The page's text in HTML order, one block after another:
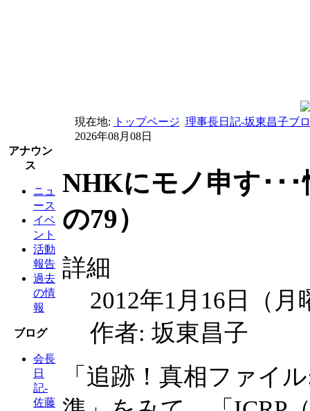
現在地: トップページ 理事長日記-坂東昌子ブ
2026年08月08日
アナウン
ス
ニュ
ース
イベ
ント
活動
報告
過去
の情
報
ブログ
会長
日
記-
佐藤
NHKにモノ申す･･
の79）
詳細
2012年1月16日（月
作者: 坂東昌子
「追跡！真相ファイ